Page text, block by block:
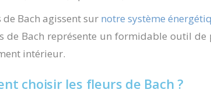
de Bach agissent sur notre système
de Bach représente un formidable outil
intérieur.
choisir les fleurs de Bach ?